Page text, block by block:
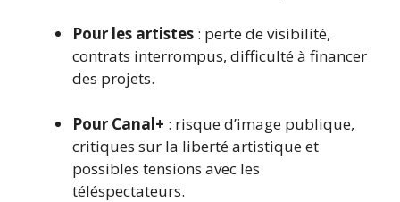
Pour les artistes : perte de visibilité,
contrats interrompus, difficulté à financer
des projets.
Pour Canal+ : risque d’image publique,
critiques sur la liberté artistique et
possibles tensions avec les
téléspectateurs.